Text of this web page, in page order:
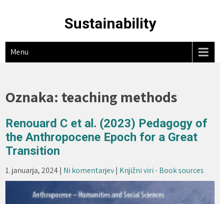
Sustainability
Menu
Oznaka: teaching methods
Renouard C et al. (2023) Pedagogy of
the Anthropocene Epoch for a Great
Transition
1. januarja, 2024| Ni komentarjev| Knjižni viri - Book sources